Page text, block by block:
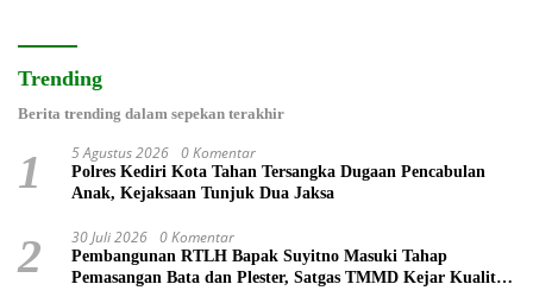
Trending
Berita trending dalam sepekan terakhir
1 5 Agustus 2026 0 Komentar
Polres Kediri Kota Tahan Tersangka Dugaan Pencabulan
Anak, Kejaksaan Tunjuk Dua Jaksa
2 30 Juli 2026 0 Komentar
Pembangunan RTLH Bapak Suyitno Masuki Tahap
Pemasangan Bata dan Plester, Satgas TMMD Kejar Kualitas